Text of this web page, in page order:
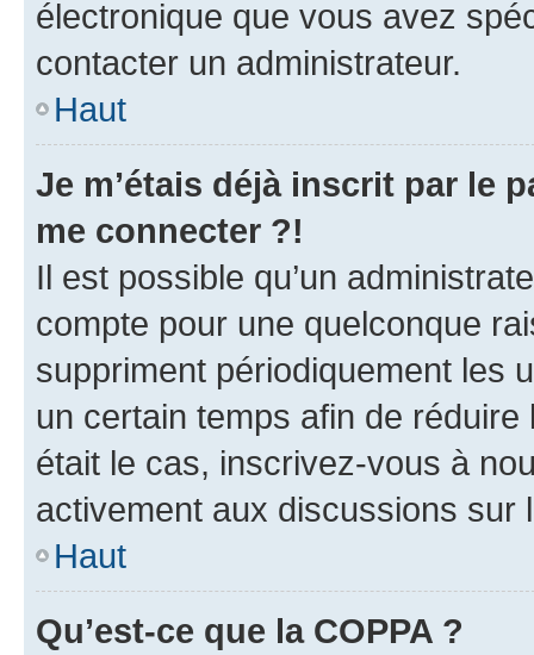
électronique que vous avez
contacter un administrateur.
Haut
Je m’étais déjà inscrit par le
me connecter ?!
Il est possible qu’un
compte pour une quelconque
suppriment périodiquement les
un certain temps afin de
était le cas, inscrivez-vous à
activement aux discussions sur
Haut
Qu’est-ce que la COPPA ?